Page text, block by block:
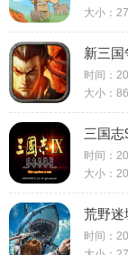
大小：
新三国
时间：
大小：
三国
时间：
大小：
荒野迷
时间：